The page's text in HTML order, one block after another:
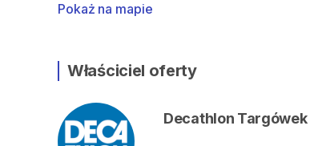
Pokaż na mapie
Właściciel oferty
Decathlon Targówek